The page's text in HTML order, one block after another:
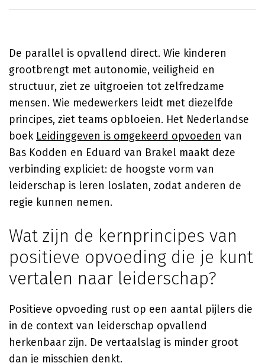
De parallel is opvallend direct. Wie kinderen
grootbrengt met autonomie, veiligheid en
structuur, ziet ze uitgroeien tot zelfredzame
mensen. Wie medewerkers leidt met diezelfde
principes, ziet teams opbloeien. Het Nederlandse
boek Leidinggeven is omgekeerd opvoeden van
Bas Kodden en Eduard van Brakel maakt deze
verbinding expliciet: de hoogste vorm van
leiderschap is leren loslaten, zodat anderen de
regie kunnen nemen.
Wat zijn de kernprincipes van
positieve opvoeding die je kunt
vertalen naar leiderschap?
Positieve opvoeding rust op een aantal pijlers die
in de context van leiderschap opvallend
herkenbaar zijn. De vertaalslag is minder groot
dan je misschien denkt.